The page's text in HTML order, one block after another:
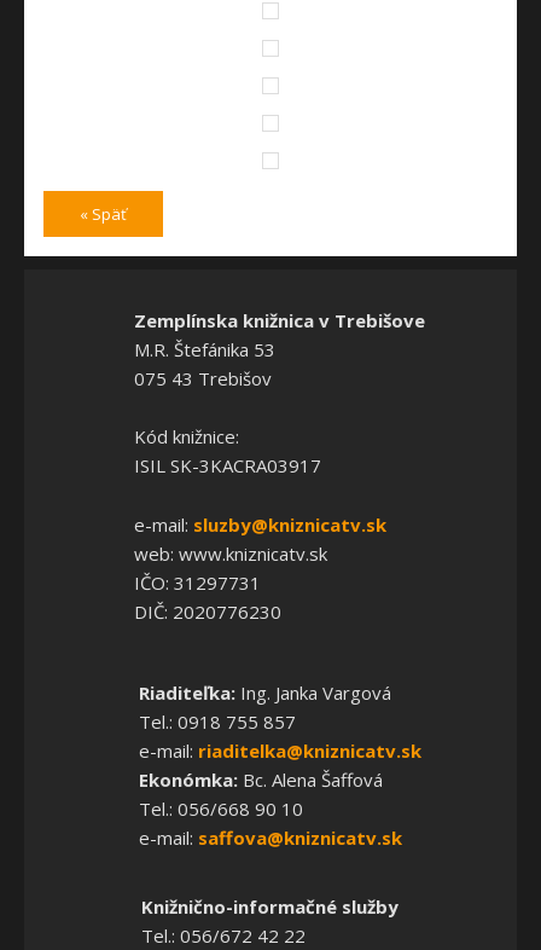
« Späť
Zemplínska knižnica v Trebišove
M.R. Štefánika 53
075 43 Trebišov
Kód knižnice:
ISIL SK-3KACRA03917
e-mail: sluzby@kniznicatv.sk
web: www.kniznicatv.sk
IČO: 31297731
DIČ: 2020776230
Riaditeľka:Ing. Janka Vargová
Tel.: 0918 755 857
e-mail: riaditelka@kniznicatv.sk
Ekonómka:Bc. Alena Šaffová
Tel.: 056/668 90 10
e-mail: saffova@kniznicatv.sk
Knižnično-informačné služby
Tel.: 056/672 42 22